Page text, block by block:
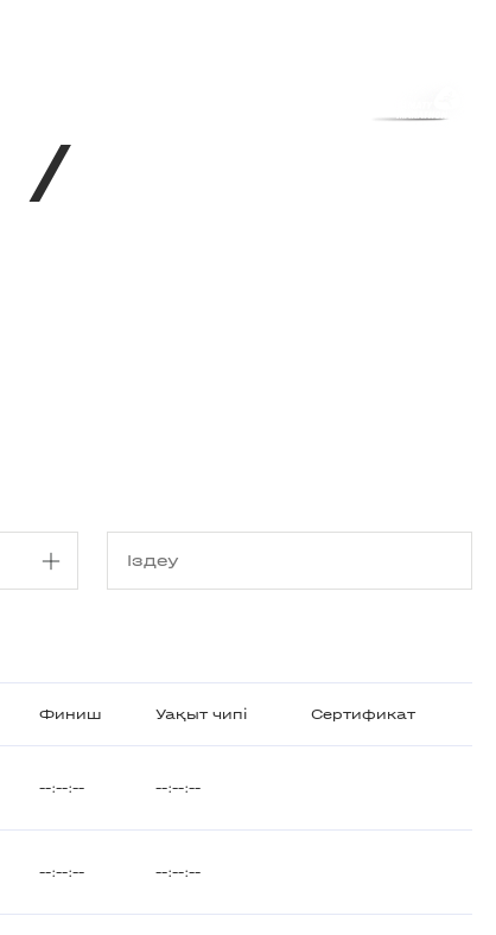
/
Финиш Уақыт чипі Сертификат
--:--:-- --:--:--
--:--:-- --:--:--